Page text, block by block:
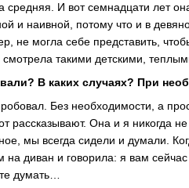
средняя. И вот семнадцати лет
и наивной, потому что и в
не могла себе представить,
такими детскими,
В каких случаях? При
Без необходимости, а
рассказывают. Она и я никогда
мы всегда сидели и думали.
на диван и говорила: я вам
думать…